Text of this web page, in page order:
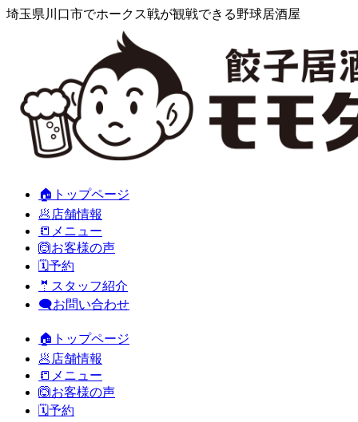
埼玉県川口市でホークス戦が観戦できる野球居酒屋
🏠トップページ
🥟店舗情報
📒メニュー
🙆お客様の声
🗓️予約
🤵スタッフ紹介
🗨️お問い合わせ
🏠トップページ
🥟店舗情報
📒メニュー
🙆お客様の声
🗓️予約